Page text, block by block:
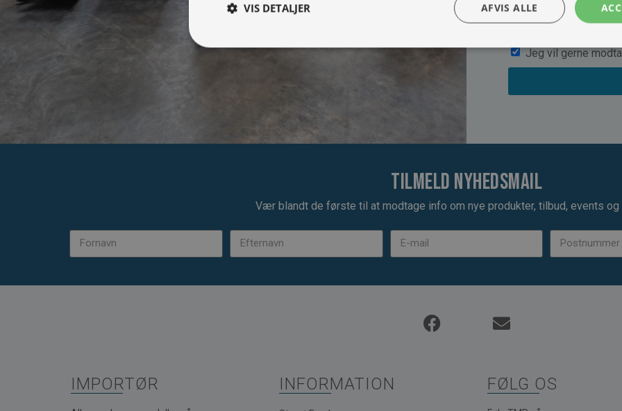
Jeg vil gerne
Tilmeld nyhedsmail
Vær blandt de første til at modtage info om nye produkter, tilbud, events og
IMPORTØR INFORMATION FØLG OS
AFVIS ALLE
VIS DETALJER